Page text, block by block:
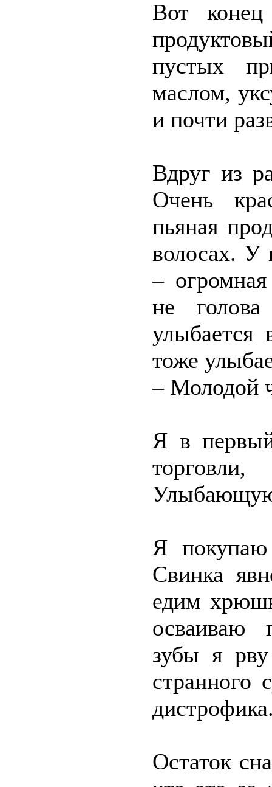
Вот
пустых
маслом,
и почти
Вдруг из
Очень
пьяная
волосах. У
–
не
улыбается
тоже
– Молодой
Я в
Я покупаю
Свинка
едим
осваиваю
зубы я рву
странного
Остаток